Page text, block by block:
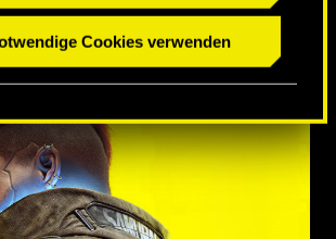
Cookies verwenden